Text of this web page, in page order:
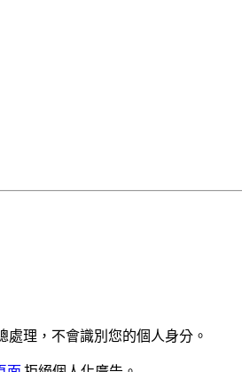
理，不會識別您的個人身分。